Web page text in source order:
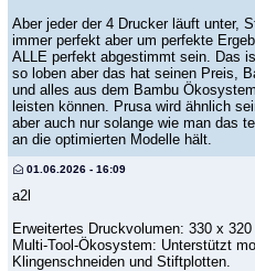
Aber jeder der 4 Drucker läuft unter,
immer perfekt aber um perfekte
ALLE perfekt abgestimmt sein. Das
so loben aber das hat seinen Preis,
und alles aus dem Bambu
leisten können. Prusa wird ähnlich
aber auch nur solange wie man das
an die optimierten Modelle hält.
01.06.2026 - 16:09
a2l
Erweitertes Druckvolumen: 330 x
Multi-Tool-Ökosystem: Unterstützt
Klingenschneiden und Stiftplotten.